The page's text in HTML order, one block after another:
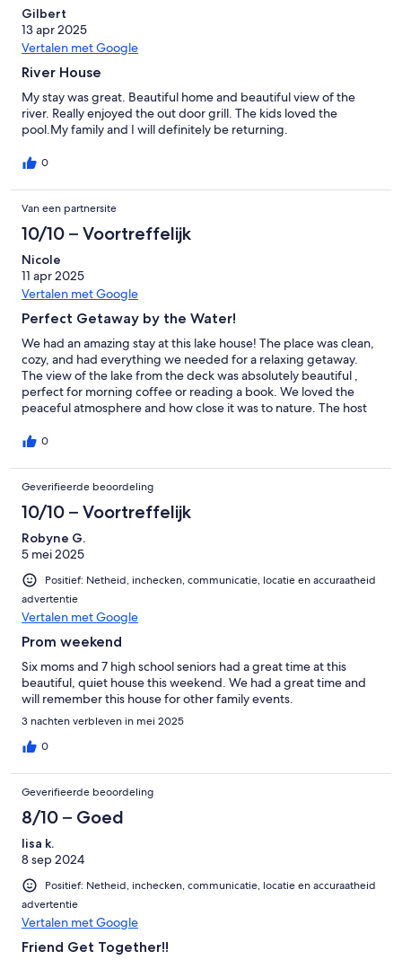
Gilbert
13 apr 2025
Vertalen met Google
River House
My stay was great. Beautiful home and beautiful view of the
river. Really enjoyed the out door grill. The kids loved the
pool.My family and I will definitely be returning.
0
Van een partnersite
10/10 – Voortreffelijk
Nicole
11 apr 2025
Vertalen met Google
Perfect Getaway by the Water!
We had an amazing stay at this lake house! The place was clean,
cozy, and had everything we needed for a relaxing getaway.
The view of the lake from the deck was absolutely beautiful ,
perfect for morning coffee or reading a book. We loved the
peaceful atmosphere and how close it was to nature. The host
recommend if you’re looking for a quiet, scenic escape!
0
Geverifieerde beoordeling
10/10 – Voortreffelijk
Robyne G.
5 mei 2025
Positief: Netheid, inchecken, communicatie, locatie en accuraatheid
advertentie
Vertalen met Google
Prom weekend
Six moms and 7 high school seniors had a great time at this
beautiful, quiet house this weekend. We had a great time and
will remember this house for other family events.
3 nachten verbleven in mei 2025
0
Geverifieerde beoordeling
8/10 – Goed
lisa k.
8 sep 2024
Positief: Netheid, inchecken, communicatie, locatie en accuraatheid
advertentie
Vertalen met Google
Friend Get Together!!